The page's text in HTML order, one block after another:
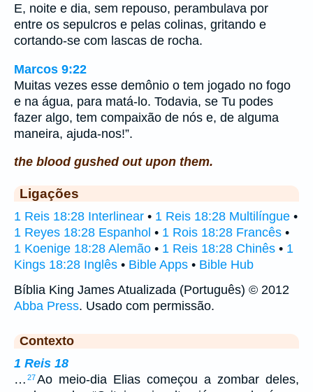
E, noite e dia, sem repouso, perambulava por
entre os sepulcros e pelas colinas, gritando e
cortando-se com lascas de rocha.
Marcos 9:22
Muitas vezes esse demônio o tem jogado no fogo
e na água, para matá-lo. Todavia, se Tu podes
fazer algo, tem compaixão de nós e, de alguma
maneira, ajuda-nos!”.
the blood gushed out upon them.
Ligações
1 Reis 18:28 Interlinear • 1 Reis 18:28 Multilíngue •
1 Reyes 18:28 Espanhol • 1 Rois 18:28 Francês •
1 Koenige 18:28 Alemão • 1 Reis 18:28 Chinês • 1
Kings 18:28 Inglês • Bible Apps • Bible Hub
Bíblia King James Atualizada (Português) © 2012
Abba Press. Usado com permissão.
Contexto
1 Reis 18
… 27Ao meio-dia Elias começou a zombar deles,